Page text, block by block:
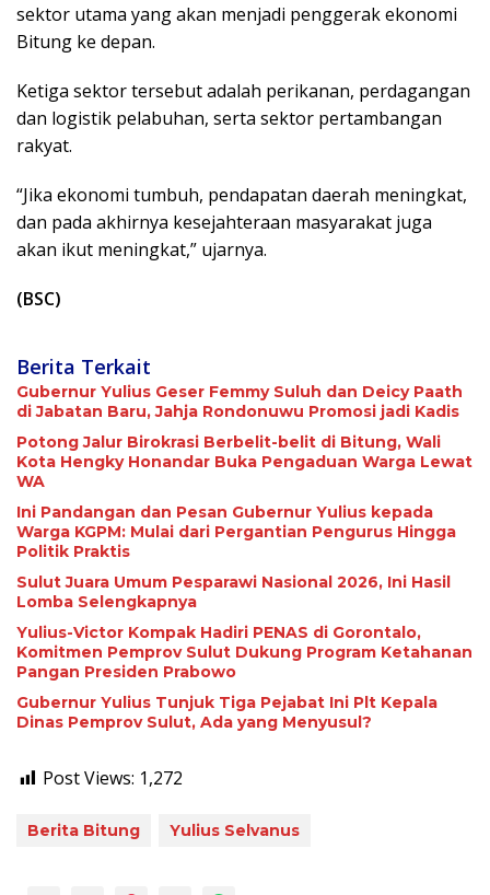
sektor utama yang akan menjadi penggerak ekonomi
Bitung ke depan.
Ketiga sektor tersebut adalah perikanan, perdagangan
dan logistik pelabuhan, serta sektor pertambangan
rakyat.
“Jika ekonomi tumbuh, pendapatan daerah meningkat,
dan pada akhirnya kesejahteraan masyarakat juga
akan ikut meningkat,” ujarnya.
(BSC)
Berita Terkait
Gubernur Yulius Geser Femmy Suluh dan Deicy Paath
di Jabatan Baru, Jahja Rondonuwu Promosi jadi Kadis
Potong Jalur Birokrasi Berbelit-belit di Bitung, Wali
Kota Hengky Honandar Buka Pengaduan Warga Lewat
WA
Ini Pandangan dan Pesan Gubernur Yulius kepada
Warga KGPM: Mulai dari Pergantian Pengurus Hingga
Politik Praktis
Sulut Juara Umum Pesparawi Nasional 2026, Ini Hasil
Lomba Selengkapnya
Yulius-Victor Kompak Hadiri PENAS di Gorontalo,
Komitmen Pemprov Sulut Dukung Program Ketahanan
Pangan Presiden Prabowo
Gubernur Yulius Tunjuk Tiga Pejabat Ini Plt Kepala
Dinas Pemprov Sulut, Ada yang Menyusul?
Post Views: 1,272
Berita Bitung Yulius Selvanus